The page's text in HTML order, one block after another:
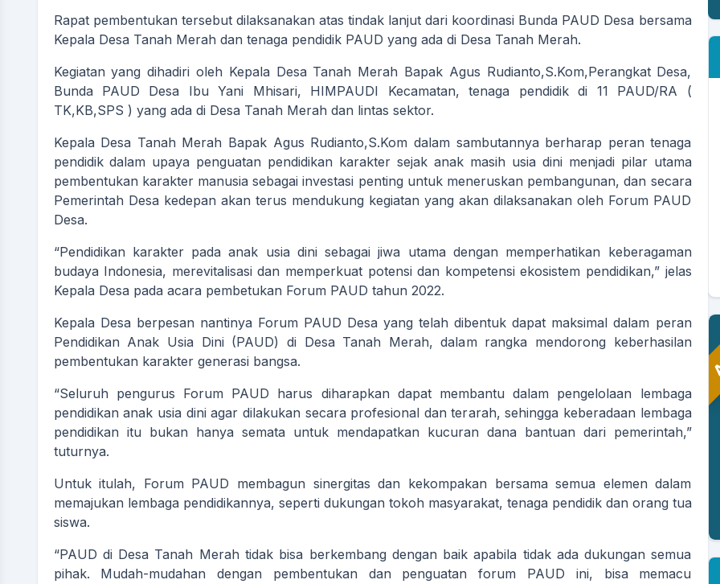
Rapat pembentukan tersebut dilaksanakan atas tindak lanjut dari koordinasi Bunda PAUD Desa bersama
Kepala Desa Tanah Merah dan tenaga pendidik PAUD yang ada di Desa Tanah Merah.
Kegiatan yang dihadiri oleh Kepala Desa Tanah Merah Bapak Agus Rudianto,S.Kom,Perangkat Desa,
Bunda PAUD Desa Ibu Yani Mhisari, HIMPAUDI Kecamatan, tenaga pendidik di 11 PAUD/RA (
TK,KB,SPS ) yang ada di Desa Tanah Merah dan lintas sektor.
Kepala Desa Tanah Merah Bapak Agus Rudianto,S.Kom dalam sambutannya berharap peran tenaga
pendidik dalam upaya penguatan pendidikan karakter sejak anak masih usia dini menjadi pilar utama
pembentukan karakter manusia sebagai investasi penting untuk meneruskan pembangunan, dan secara
Pemerintah Desa kedepan akan terus mendukung kegiatan yang akan dilaksanakan oleh Forum PAUD
Desa.
“Pendidikan karakter pada anak usia dini sebagai jiwa utama dengan memperhatikan keberagaman
budaya Indonesia, merevitalisasi dan memperkuat potensi dan kompetensi ekosistem pendidikan,” jelas
Kepala Desa pada acara pembetukan Forum PAUD tahun 2022.
Kepala Desa berpesan nantinya Forum PAUD Desa yang telah dibentuk dapat maksimal dalam peran
Pendidikan Anak Usia Dini (PAUD) di Desa Tanah Merah, dalam rangka mendorong keberhasilan
pembentukan karakter generasi bangsa.
“Seluruh pengurus Forum PAUD harus diharapkan dapat membantu dalam pengelolaan lembaga
pendidikan anak usia dini agar dilakukan secara profesional dan terarah, sehingga keberadaan lembaga
pendidikan itu bukan hanya semata untuk mendapatkan kucuran dana bantuan dari pemerintah,”
tuturnya.
Untuk itulah, Forum PAUD membagun sinergitas dan kekompakan bersama semua elemen dalam
memajukan lembaga pendidikannya, seperti dukungan tokoh masyarakat, tenaga pendidik dan orang tua
siswa.
“PAUD di Desa Tanah Merah tidak bisa berkembang dengan baik apabila tidak ada dukungan semua
pihak. Mudah-mudahan dengan pembentukan dan penguatan forum PAUD ini, bisa memacu
SRI NENGSIH
Kasi Pemerintahan
Belum Rekam
ABDUL RASYID
Belum Rekam
Kehadiran
MUHZI SAPUTRA
DINATA, SE
Belum Rekam
Kehadiran
ANDI ZAIDUL KHAIR,
Belum Rekam
Kehadiran